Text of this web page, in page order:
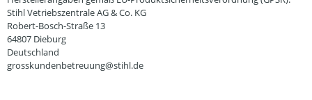
Stihl Vetriebszentrale AG & Co. KG
Robert-Bosch-Straße 13
64807 Dieburg
Deutschland
grosskundenbetreuung@stihl.de